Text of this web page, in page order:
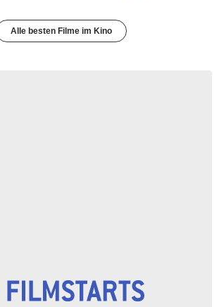
Alle besten Filme im Kino